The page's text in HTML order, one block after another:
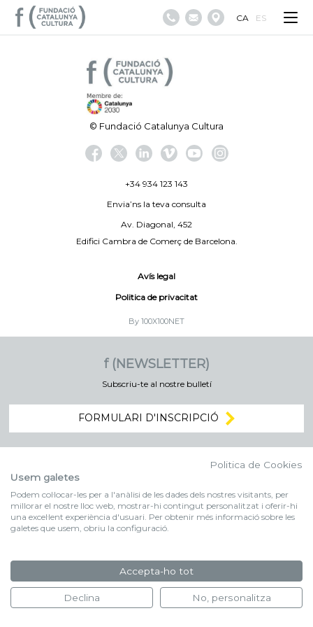
CA ES
© Fundació Catalunya Cultura
+34 934 123 143
Envia’ns la teva consulta
Av. Diagonal, 452
Edifici Cambra de Comerç de Barcelona.
Avís legal
Politica de privacitat
By 100X100NET
f (NEWSLETTER)
Subscriu-te al nostre bulletí
FORMULARI D'INSCRIPCIÓ
Politica de Cookies
Usem galetes
Podem col·locar-les per a l'anàlisi de les dades dels nostres visitants, per
millorar el nostre lloc web, mostrar-hi contingut personalitzat i oferir-hi
una excel·lent experiència d'usuari. Per obtenir més informació sobre les
galetes que usem, obriu la configuració.
Accepta-ho tot
Declina No, personalitza